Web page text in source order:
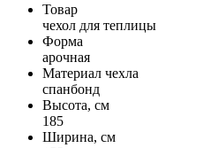
Товар
чехол для теплицы
Форма
арочная
Материал чехла
спанбонд
Высота, см
185
Ширина, см